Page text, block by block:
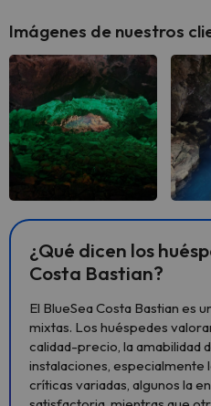
Imágenes de nuestros
¿Qué dicen los
Costa Bastian?
El BlueSea Costa Bastian es
mixtas. Los huéspedes
calidad-precio, la amabilidad
instalaciones, especialmente
críticas variadas, algunos la